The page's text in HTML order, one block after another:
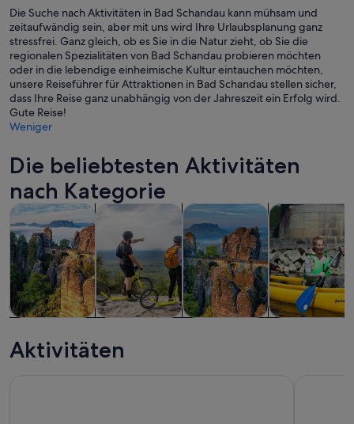
Die Suche nach Aktivitäten in Bad Schandau kann mühsam und
zeitaufwändig sein, aber mit uns wird Ihre Urlaubsplanung ganz
stressfrei. Ganz gleich, ob es Sie in die Natur zieht, ob Sie die
regionalen Spezialitäten von Bad Schandau probieren möchten
oder in die lebendige einheimische Kultur eintauchen möchten,
unsere Reiseführer für Attraktionen in Bad Schandau stellen sicher,
dass Ihre Reise ganz unabhängig von der Jahreszeit ein Erfolg wird.
Gute Reise!
Weniger
Die beliebtesten Aktivitäten
nach Kategorie
Tagesausflüge
Touren und Tagesausflüge Wird in einem neuen Tab
Outdoor
Abenteuer & OutdoorWird in einem neuen
Private & individuelle Touren
Aktivitäten